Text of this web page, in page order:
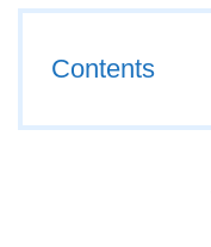
Contents